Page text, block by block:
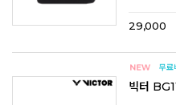
29,000
빅터